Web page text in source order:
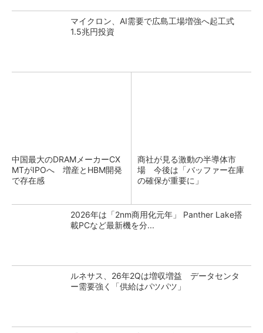
マイクロン、AI需要で広島工場増強へ起工式
1.5兆円投資
中国最大のDRAMメーカーCX
MTがIPOへ 増産とHBM開発
で存在感
商社が見る激動の半導体市
場 今後は「バッファー在庫
の確保が重要に」
2026年は「2nm商用化元年」 Panther Lake搭
載PCなど最新機を分...
ルネサス、26年2Qは増収増益 データセンタ
ー需要強く「供給はパツパツ」